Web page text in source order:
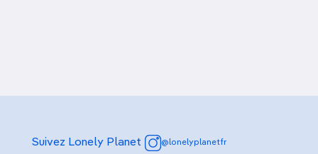
Suivez Lonely Planet @lonelyplanetfr